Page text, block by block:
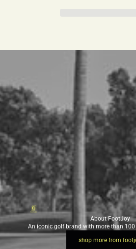
About FootJoy
An iconic golf brand with more than
shop more from